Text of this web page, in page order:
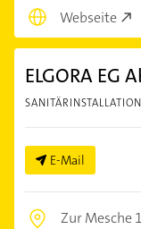
Webseite
ELGORA EG
E-Mail
Zur Mesche